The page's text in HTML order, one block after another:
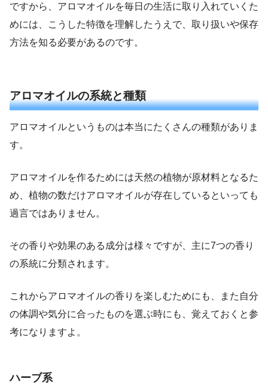
ですから、アロマオイルを毎日の生活に取り入れていくた
めには、こうした特徴を理解したうえで、取り扱いや保存
方法を知る必要があるのです。
アロマオイルの系統と種類
アロマオイルというものは本当にたくさんの種類がありま
す。
アロマオイルを作るためには天然の植物が原材料となるた
め、植物の数だけアロマオイルが存在しているといっても
過言ではありません。
その香りや効果のある成分は様々ですが、主に7つの香り
の系統に分類されます。
これからアロマオイルの香りを楽しむためにも、また自分
の体調や気分に合ったものを選ぶ時にも、覚えておくと参
考になりますよ。
ハーブ系